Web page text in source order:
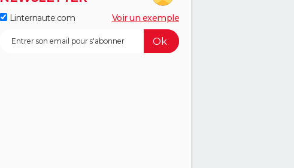
Linternaute.com Voir un exemple